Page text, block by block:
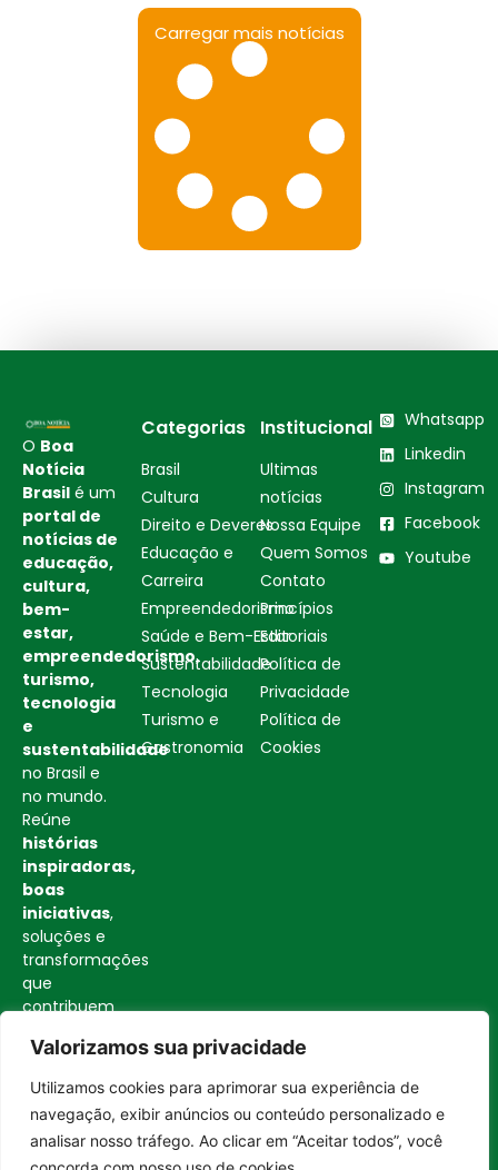
Valorizamos sua privacidade
Utilizamos cookies para aprimorar sua experiência de
navegação, exibir anúncios ou conteúdo personalizado e
analisar nosso tráfego. Ao clicar em “Aceitar todos”, você
Carregar mais notícias
O Boa
Notícia
Brasil é um
portal de
notícias de
educação,
cultura,
bem-
estar,
empreendedorismo,
turismo,
tecnologia
e
sustentabilidade
no Brasil e
no mundo.
Reúne
histórias
inspiradoras,
boas
iniciativas,
soluções e
transformações
que
contribuem
sociedade
mais
consciente
e
construtiva.
Categorias
Brasil
Cultura
Direito e Deveres
Educação e
Carreira
Empreendedorismo
Saúde e Bem-Estar
Sustentabilidade
Tecnologia
Turismo e
Gastronomia
Institucional
Ultimas
notícias
Nossa Equipe
Quem Somos
Contato
Princípios
Editoriais
Política de
Privacidade
Política de
Cookies
Whatsapp
Linkedin
Instagram
Facebook
Youtube